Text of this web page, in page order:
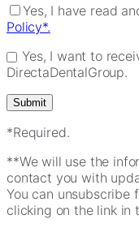
Please leave this
Yes, I have read
Policy*.
Yes, I want to
DirectaDentalGroup.
*Required.
**We will use the
contact you with
You can
clicking on the link in